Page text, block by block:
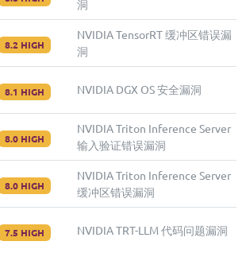
洞
8.2 HIGH
NVIDIA TensorRT 缓冲区错误漏
洞
8.1 HIGH NVIDIA DGX OS 安全漏洞
8.0 HIGH
NVIDIA Triton Inference Server
输入验证错误漏洞
8.0 HIGH
NVIDIA Triton Inference Server
缓冲区错误漏洞
7.5 HIGH NVIDIA TRT-LLM 代码问题漏洞